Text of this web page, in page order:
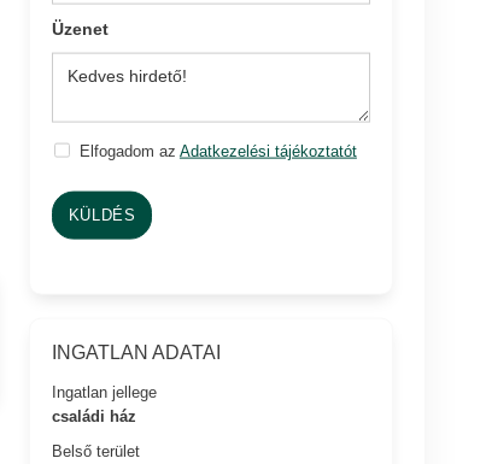
Üzenet
Elfogadom az Adatkezelési tájékoztatót
KÜLDÉS
INGATLAN ADATAI
Ingatlan jellege
családi ház
Belső terület